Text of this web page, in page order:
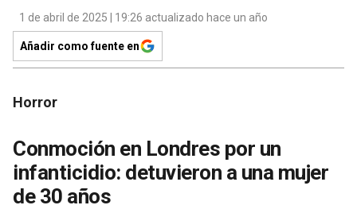
1 de abril de 2025 | 19:26 actualizado hace un año
Añadir como fuente en
Horror
Conmoción en Londres por un
infanticidio: detuvieron a una mujer
de 30 años